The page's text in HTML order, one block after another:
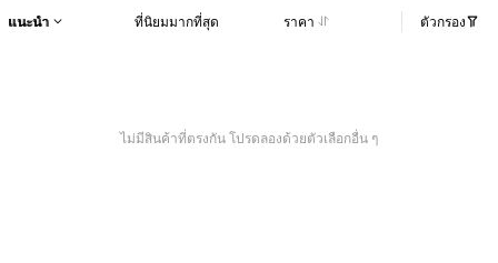
แนะนำ ที่นิยมมากที่สุด ราคา ตัวกรอง
ไม่มีสินค้าที่ตรงกัน โปรดลองด้วยตัวเลือกอื่น ๆ